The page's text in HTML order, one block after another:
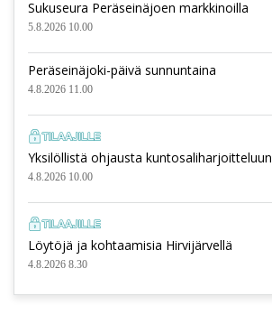
Sukuseura Peräseinäjoen markkinoilla
5.8.2026 10.00
Peräseinäjoki-päivä sunnuntaina
4.8.2026 11.00
Yksilöllistä ohjausta kuntosaliharjoitteluun
4.8.2026 10.00
Löytöjä ja kohtaamisia Hirvijärvellä
4.8.2026 8.30